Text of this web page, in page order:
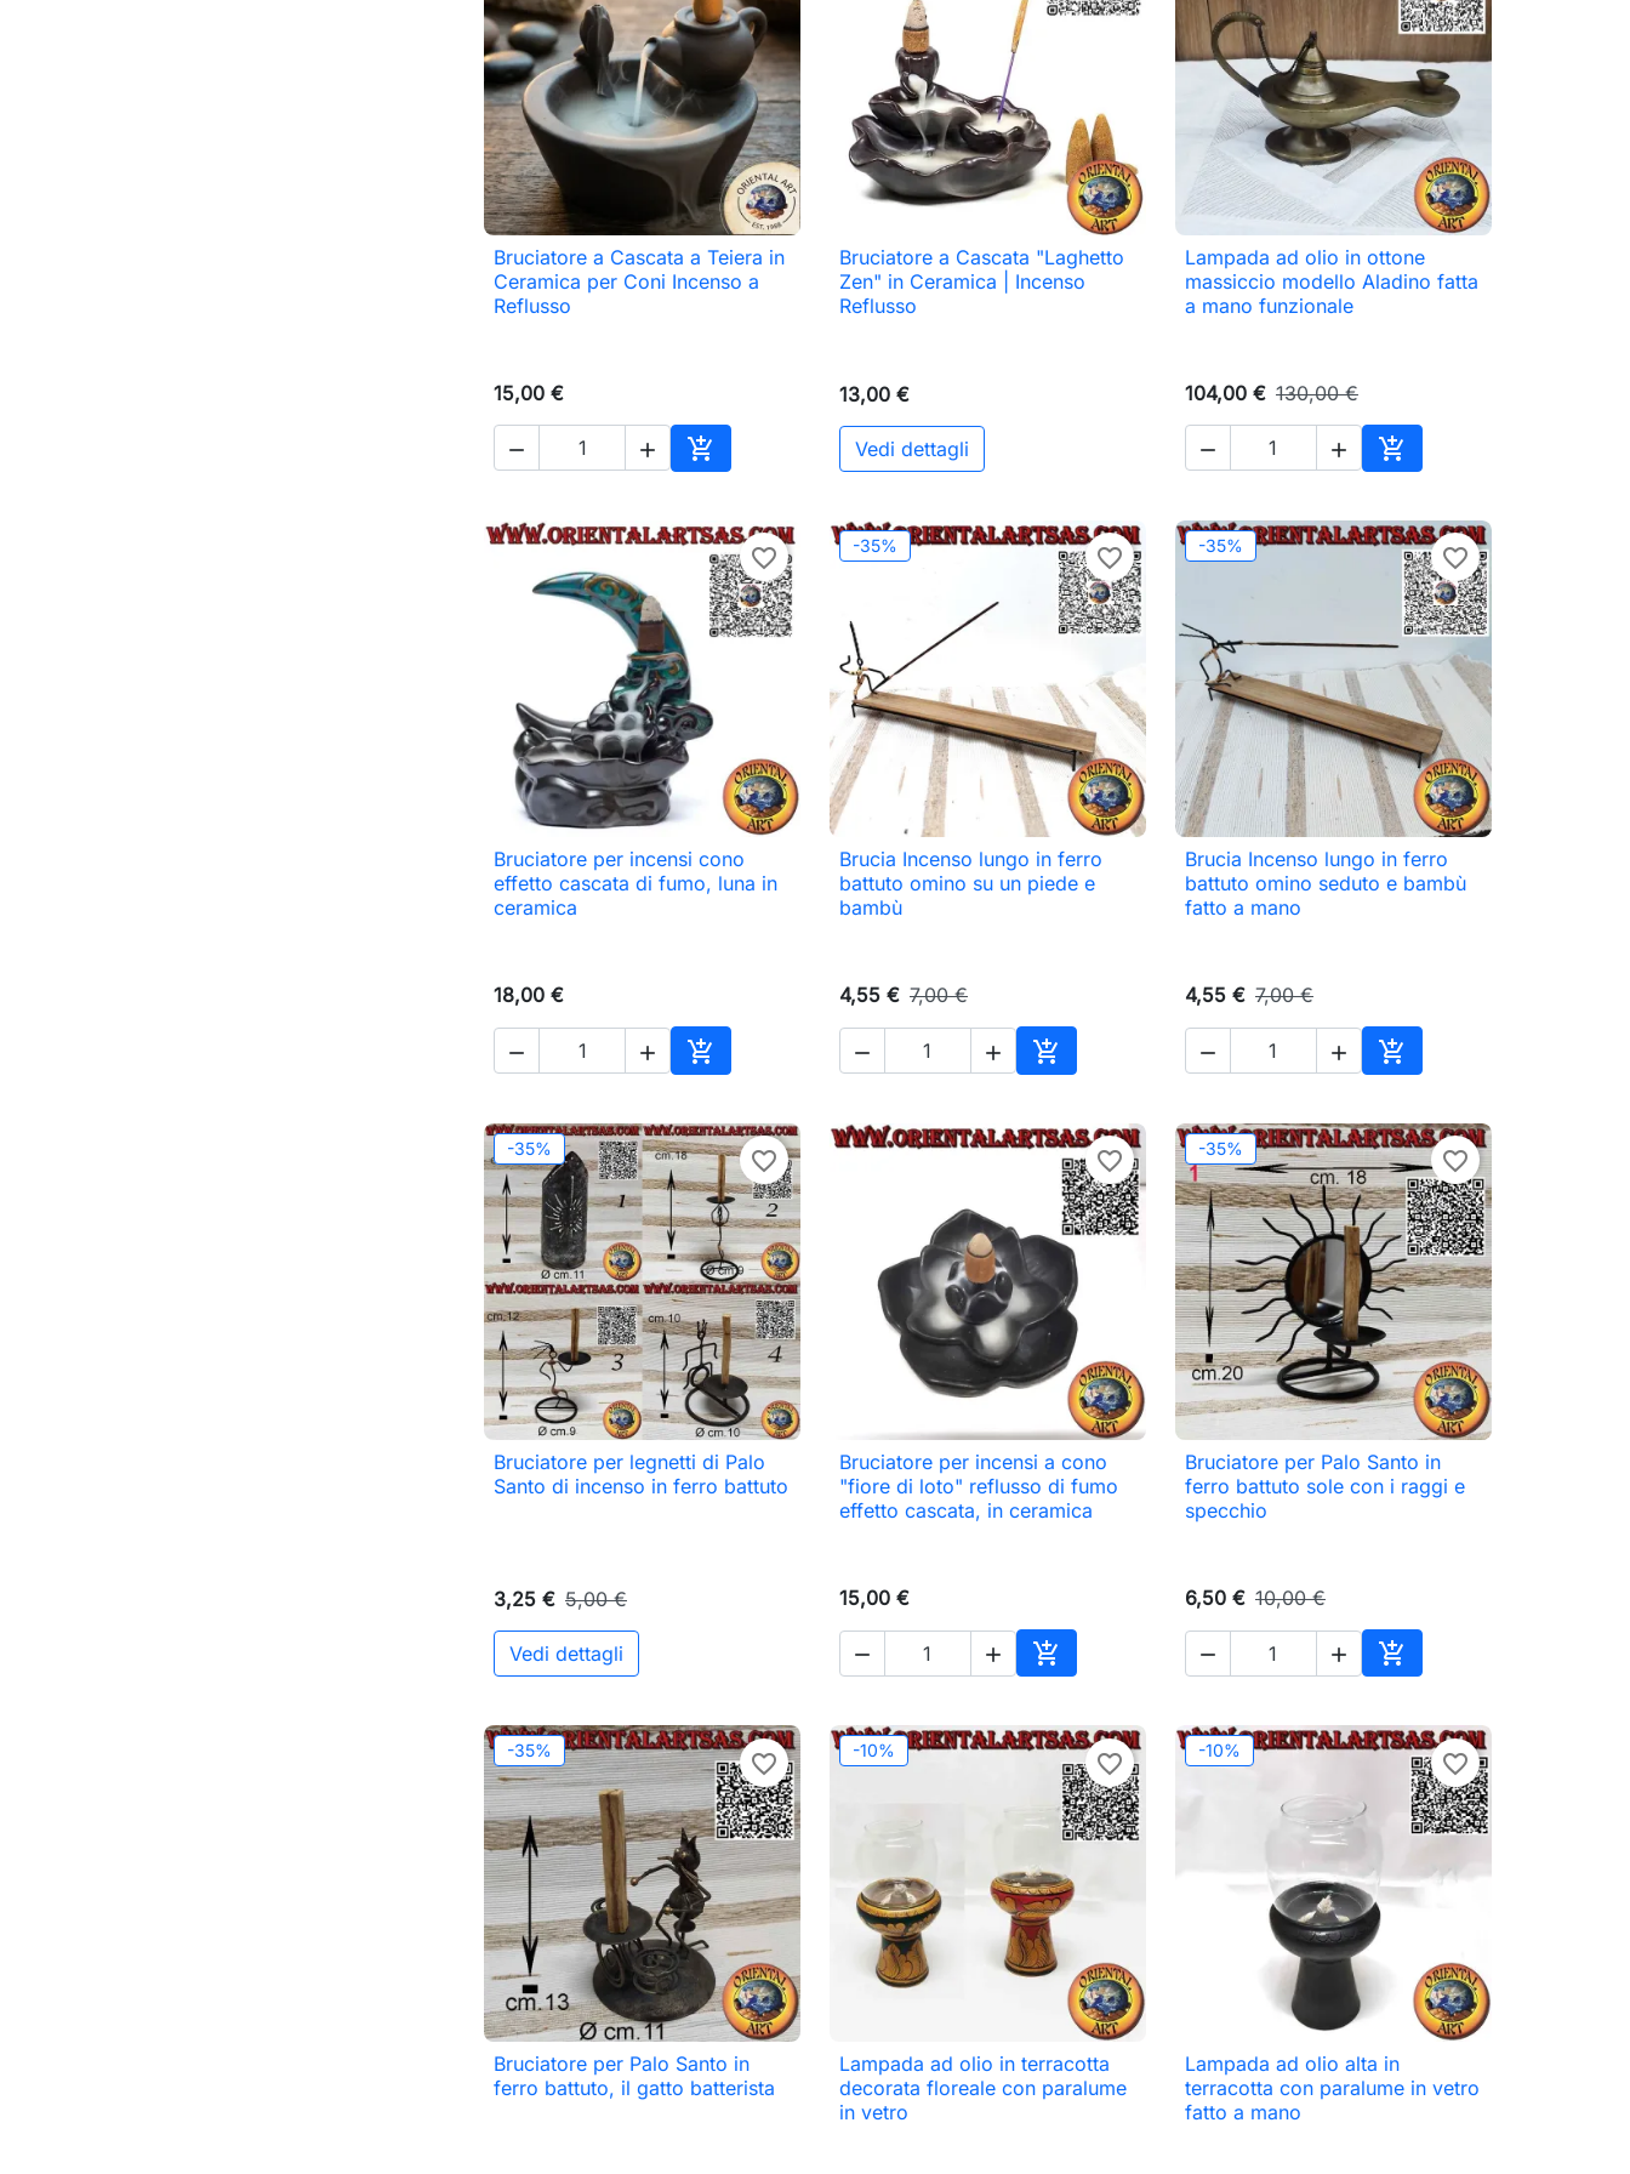
 Anteprima
Bruciatore a Cascata a Teiera in
Ceramica per Coni Incenso a
Reflusso
15,00 €
  
Aggiungi al carrello
 Anteprima
Bruciatore a Cascata "Laghetto
Zen" in Ceramica | Incenso
Reflusso
13,00 €
Vedi dettagli
 Anteprima
Lampada ad olio in ottone
massiccio modello Aladino fatta
a mano funzionale
104,00 € 130,00 €
  
Aggiungi al carrello
favorite_border
 Anteprima
Bruciatore per incensi cono
effetto cascata di fumo, luna in
ceramica
18,00 €
  
Aggiungi al carrello
-35% favorite_border
 Anteprima
Brucia Incenso lungo in ferro
battuto omino su un piede e
bambù
4,55 € 7,00 €
  
Aggiungi al carrello
-35% favorite_border
 Anteprima
Brucia Incenso lungo in ferro
battuto omino seduto e bambù
fatto a mano
4,55 € 7,00 €
  
Aggiungi al carrello
-35% favorite_border
 Anteprima
Bruciatore per legnetti di Palo
Santo di incenso in ferro battuto
3,25 € 5,00 €
Vedi dettagli
favorite_border
 Anteprima
Bruciatore per incensi a cono
"fiore di loto" reflusso di fumo
effetto cascata, in ceramica
15,00 €
  
Aggiungi al carrello
-35% favorite_border
 Anteprima
Bruciatore per Palo Santo in
ferro battuto sole con i raggi e
specchio
6,50 € 10,00 €
  
Aggiungi al carrello
-35% favorite_border
 Anteprima
Bruciatore per Palo Santo in
ferro battuto, il gatto batterista
-10% favorite_border
 Anteprima
Lampada ad olio in terracotta
decorata floreale con paralume
in vetro
-10% favorite_border
 Anteprima
Lampada ad olio alta in
terracotta con paralume in vetro
fatto a mano